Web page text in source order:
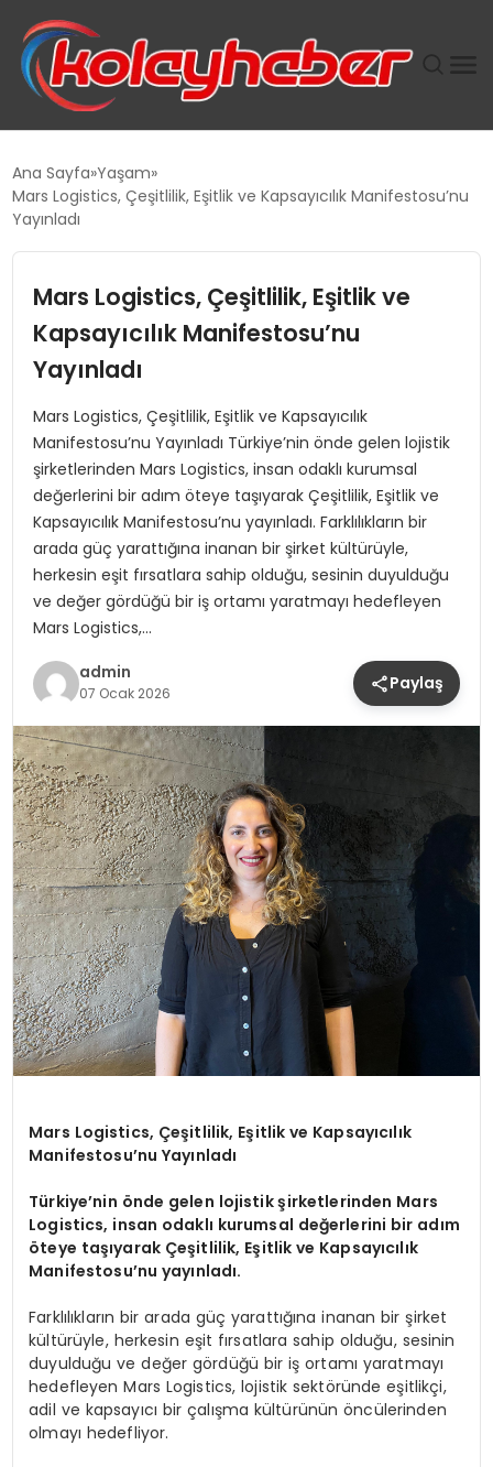
SUWEN’IN İSTIHDAM MODELI EKONOMIDE KADIN
TANYER YAPI ZEMIN MÜHENDISLIĞINDE HEDEF
BÜYÜTTÜ
TOROSLAR’DA PAZAR GERGİNLİĞİ!
Ana Sayfa Yaşam
Mars Logistics, Çeşitlilik, Eşitlik ve Kapsayıcılık Manifestosu’nu
Yayınladı
Mars Logistics, Çeşitlilik, Eşitlik ve
Kapsayıcılık Manifestosu’nu
Yayınladı
Mars Logistics, Çeşitlilik, Eşitlik ve Kapsayıcılık
Manifestosu’nu Yayınladı Türkiye’nin önde gelen lojistik
şirketlerinden Mars Logistics, insan odaklı kurumsal
değerlerini bir adım öteye taşıyarak Çeşitlilik, Eşitlik ve
Kapsayıcılık Manifestosu’nu yayınladı. Farklılıkların bir
arada güç yarattığına inanan bir şirket kültürüyle,
herkesin eşit fırsatlara sahip olduğu, sesinin duyulduğu
ve değer gördüğü bir iş ortamı yaratmayı hedefleyen
Mars Logistics,…
admin
07 Ocak 2026 Paylaş
Mars Logistics, Çeşitlilik, Eşitlik ve Kapsayıcılık
Manifestosu’nu Yayınladı
Türkiye’nin önde gelen lojistik şirketlerinden Mars
Logistics, insan odaklı kurumsal değerlerini bir adım
öteye taşıyarak Çeşitlilik, Eşitlik ve Kapsayıcılık
Manifestosu’nu yayınladı.
Farklılıkların bir arada güç yarattığına inanan bir şirket
kültürüyle, herkesin eşit fırsatlara sahip olduğu, sesinin
duyulduğu ve değer gördüğü bir iş ortamı yaratmayı
hedefleyen Mars Logistics, lojistik sektöründe eşitlikçi,
adil ve kapsayıcı bir çalışma kültürünün öncülerinden
olmayı hedefliyor.